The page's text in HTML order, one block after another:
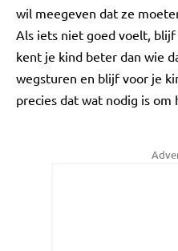
wil meegeven dat ze
Als iets niet goed voelt,
kent je kind beter dan wie
wegsturen en blijf voor je
precies dat wat nodig is